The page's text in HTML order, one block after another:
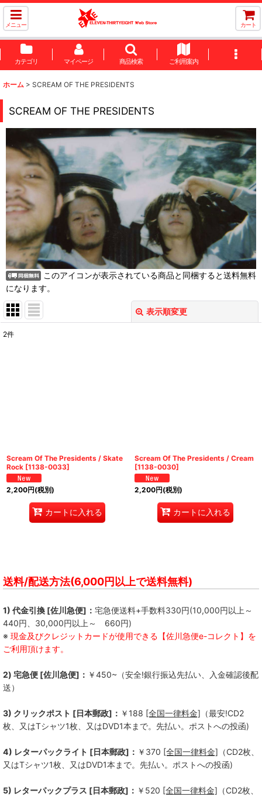
メニュー カート
カテゴリ マイページ 商品検索 ご利用案内
ホーム > SCREAM OF THE PRESIDENTS
SCREAM OF THE PRESIDENTS
このアイコンが表示されている商品と同梱すると送料無料
になります。
表示順変更
2件
Scream Of The Presidents / Skate
Rock [1138-0033]
2,200円(税別)
カートに入れる
Scream Of The Presidents / Cream
[1138-0030]
2,200円(税別)
カートに入れる
送料/配送方法(6,000円以上で送料無料)
1) 代金引換 [佐川急便]： 宅急便送料+手数料330円(10,000円以上～
440円、30,000円以上～ 660円)
※ 現金及びクレジットカードが使用できる【佐川急便e-コレクト】を
ご利用頂けます。
2) 宅急便 [佐川急便]： ￥450~（安全!銀行振込先払い、入金確認後配
送）
3) クリックポスト [日本郵政]： ￥188 [全国一律料金] （最安!CD2
枚、又はTシャツ1枚、又はDVD1本まで。先払い。ポストへの投函)
4) レターパックライト [日本郵政]： ￥370 [全国一律料金] （CD2枚、
又はTシャツ1枚、又はDVD1本まで。先払い。ポストへの投函)
5) レターパックプラス [日本郵政]： ￥520 [全国一律料金] （CD2枚、